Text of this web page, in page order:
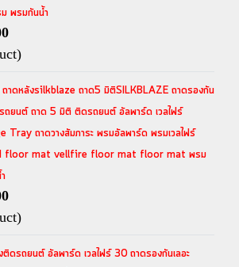
พรมกันน้ำ
ถาดหลังsilkblaze ถาด5 มิติSILKBLAZE ถาดรองกัน
ถยนต์ ถาด 5 มิติ ติดรถยนต์ อัลพาร์ด เวลไฟร์
Tray ถาดวางสัมภาระ พรมอัลพาร์ด พรมเวลไฟร์
floor mat vellfire floor mat floor mat พรม
ติดรถยนต์ อัลพาร์ด เวลไฟร์ 30 ถาดรองกันเลอะ